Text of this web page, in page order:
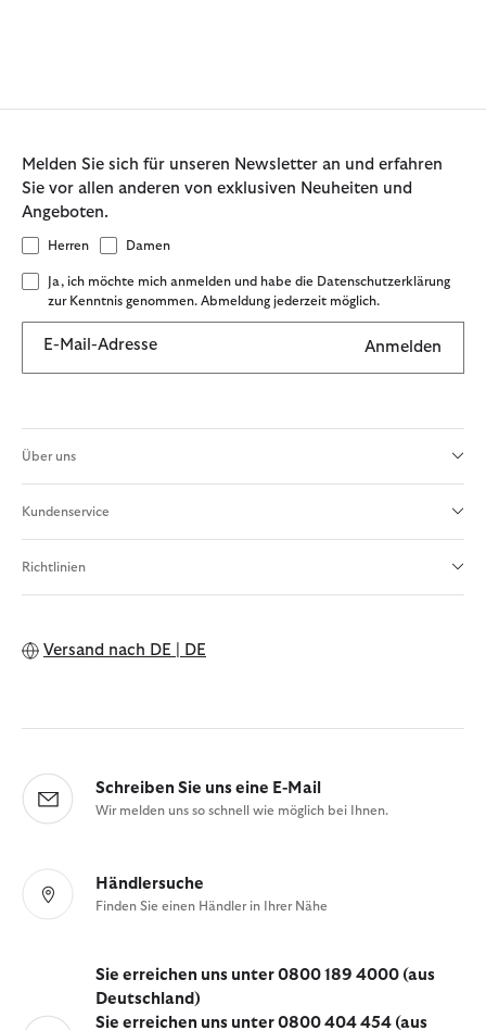
Melden Sie sich für unseren Newsletter an und erfahren
Sie vor allen anderen von exklusiven Neuheiten und
Angeboten.
Herren Damen
Ja, ich möchte mich anmelden und habe die Datenschutzerklärung
zur Kenntnis genommen. Abmeldung jederzeit möglich.
E-Mail-Adresse Anmelden
Über uns
Kundenservice
Richtlinien
Versand nach DE | DE
Schreiben Sie uns eine E-Mail
Wir melden uns so schnell wie möglich bei Ihnen.
Händlersuche
Finden Sie einen Händler in Ihrer Nähe
Sie erreichen uns unter 0800 189 4000 (aus
Deutschland)
Sie erreichen uns unter 0800 404 454 (aus